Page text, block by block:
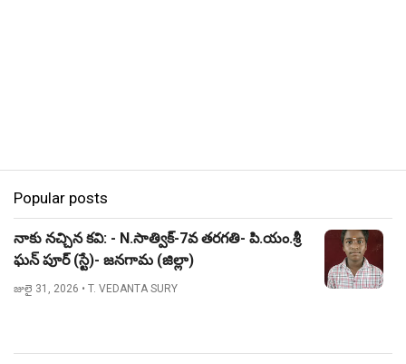
Popular posts
నాకు నచ్చిన కవి: - N.సాత్విక్-7వ తరగతి- పి.యం.శ్రీ
ఘన్ పూర్ (స్టే)- జనగామ (జిల్లా)
జులై 31, 2026 • T. VEDANTA SURY